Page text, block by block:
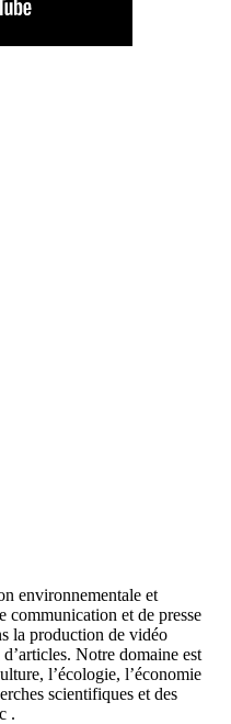
environnementale et
communication et de presse
la production de vidéo
Notre domaine est
l’écologie, l’économie
scientifiques et des
.